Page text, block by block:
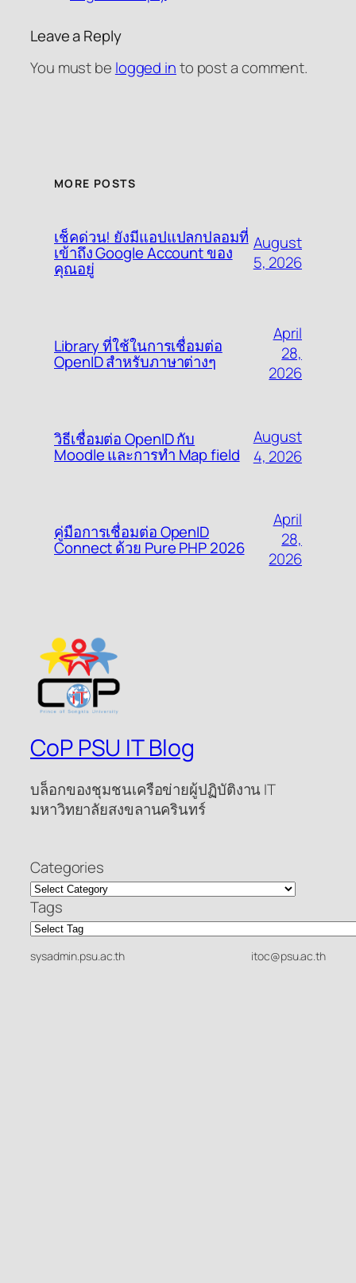
Leave a Reply
You must be logged into post a comment.
MORE POSTS
เช็คด่วน! ยังมีแอปแปลกปลอมที่
เข้าถึง Google Account ของ
คุณอยู่
August
5, 2026
Library ที่ใช้ในการเชื่อมต่อ
OpenID สำหรับภาษาต่างๆ
April
28,
2026
วิธีเชื่อมต่อ OpenID กับ
Moodle และการทำ Map field
August
4, 2026
คู่มือการเชื่อมต่อ OpenID
Connect ด้วย Pure PHP 2026
April
28,
2026
CoP PSU IT Blog
บล็อกของชุมชนเครือข่ายผู้ปฏิบัติงาน IT
มหาวิทยาลัยสงขลานครินทร์
Categories
Tags
sysadmin.psu.ac.th itoc@psu.ac.th